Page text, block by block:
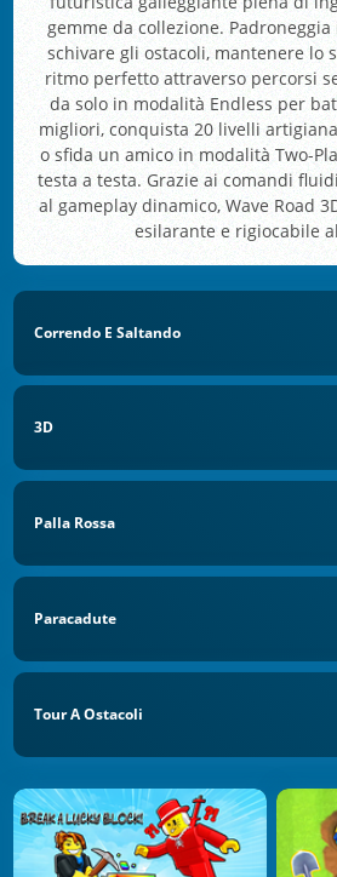
gemme da collezione.
schivare gli ostacoli, mantenere lo
ritmo perfetto attraverso percorsi
da solo in modalità Endless per
migliori, conquista 20 livelli
o sfida un amico in modalità Two-
testa a testa. Grazie ai comandi
al gameplay dinamico, Wave Road
esilarante e rigiocabile
Correndo E Saltando
3D
Palla Rossa
Paracadute
Tour A Ostacoli